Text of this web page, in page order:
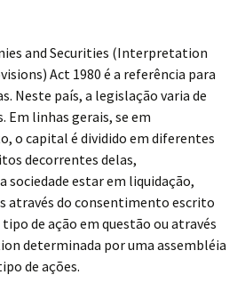
and Securities (Interpretation
Act 1980 é a referência para
Neste país, a legislação varia de
Em linhas gerais, se em
o capital é dividido em diferentes
decorrentes delas,
sociedade estar em liquidação,
através do consentimento escrito
de ação em questão ou através
determinada por uma assembléia
de ações.